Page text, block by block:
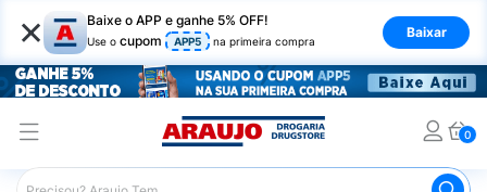
× Baixe o APP e ganhe 5% OFF!
Use o cupom APP5 na primeira compra
Baixar
0